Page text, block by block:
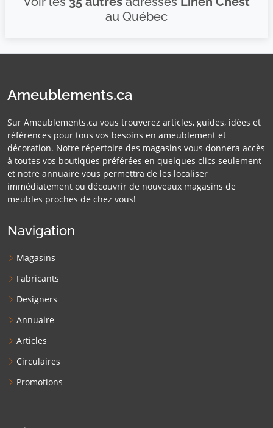
au Québec
Ameublements.ca
Sur Ameublements.ca vous trouverez articles, guides, idées et
références pour tous vos besoins en ameublement et
décoration. Notre répertoire des magasins vous donnera accès
à toutes vos boutiques préférées en quelques clics seulement
et notre annuaire vous permettra de les localiser
immédiatement ou découvrir de nouveaux magasins de
meubles proches de chez vous!
Navigation
Magasins
Fabricants
Designers
Annuaire
Articles
Circulaires
Promotions